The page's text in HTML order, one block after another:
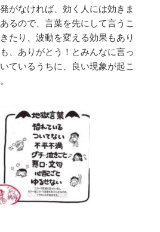
がなければ、効く人には効きま
るので、言葉を先にして言うこ
たり、波動を変える効果もあり
、ありがとう！とみんなに言っ
ているうちに、良い現象が起こ